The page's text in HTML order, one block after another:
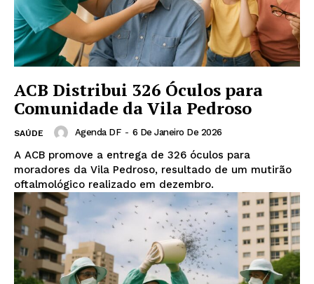
ACB Distribui 326 Óculos para
Comunidade da Vila Pedroso
SAÚDE Agenda DF - 6 De Janeiro De 2026
A ACB promove a entrega de 326 óculos para
moradores da Vila Pedroso, resultado de um mutirão
oftalmológico realizado em dezembro.